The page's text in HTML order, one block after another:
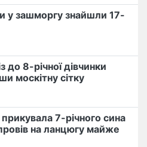
у зашморгу знайшли 17-
до 8-річної дівчинки
москітну сітку
7-річного сина
на ланцюгу майже